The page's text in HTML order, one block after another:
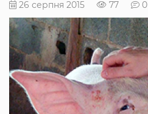
26 серпня 2015 77 0